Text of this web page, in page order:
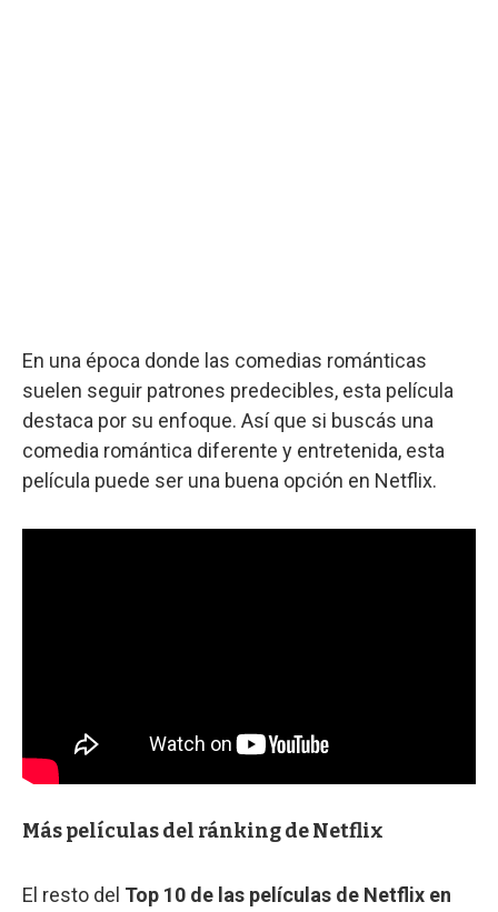
En una época donde las comedias románticas
suelen seguir patrones predecibles, esta película
destaca por su enfoque. Así que si buscás una
comedia romántica diferente y entretenida, esta
película puede ser una buena opción en Netflix.
Más películas del ránking de Netflix
El resto del Top 10 de las películas de Netflix en